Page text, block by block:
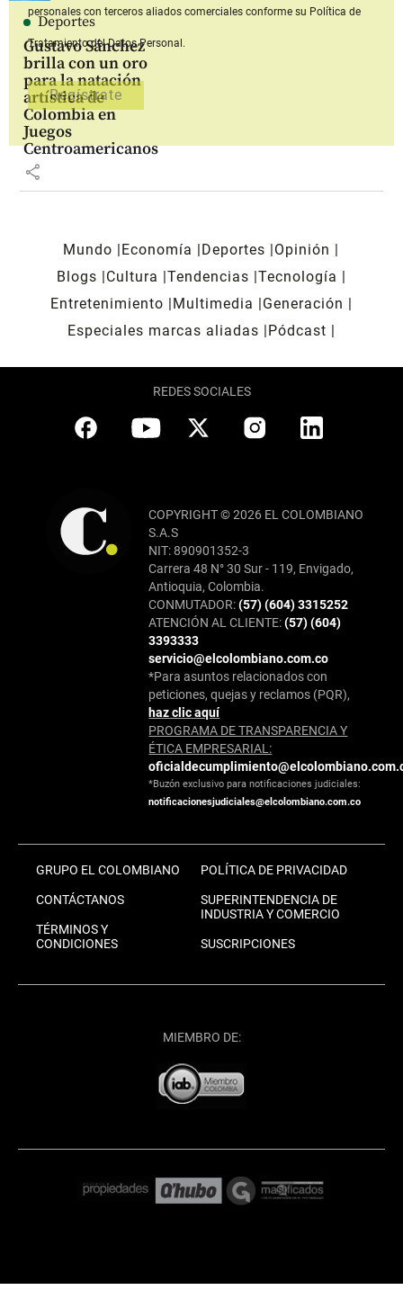
Deportes
Gustavo Sánchez
brilla con un oro
para la natación
artística de
Colombia en
Juegos
Centroamericanos
share
personales con terceros aliados comerciales conforme su Política de
Tratamiento del Datos Personal.
Mundo Economía Deportes
Opinión
Blogs
Cultura Tendencias Tecnología
Entretenimiento
Multimedia
Generación
Especiales marcas aliadas
Pódcast
REDES SOCIALES
COPYRIGHT © 2026 EL COLOMBIANO
S.A.S
NIT: 890901352-3
Carrera 48 N° 30 Sur - 119, Envigado,
Antioquia, Colombia.
CONMUTADOR:(57) (604) 3315252
ATENCIÓN AL CLIENTE:(57) (604)
3393333
servicio@elcolombiano.com.co
*Para asuntos relacionados con
peticiones, quejas y reclamos (PQR),
haz clic aquí
PROGRAMA DE TRANSPARENCIA Y
ÉTICA EMPRESARIAL:
*Buzón exclusivo para notificaciones judiciales:
notificacionesjudiciales@elcolombiano.com.co
GRUPO EL COLOMBIANO
CONTÁCTANOS
TÉRMINOS Y
CONDICIONES
POLÍTICA DE PRIVACIDAD
SUPERINTENDENCIA DE
INDUSTRIA Y COMERCIO
SUSCRIPCIONES
MIEMBRO DE: